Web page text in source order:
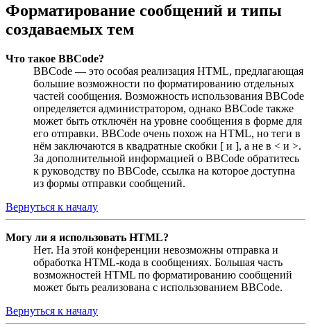
Форматирование сообщений и типы
создаваемых тем
Что такое BBCode?
BBCode — это особая реализация HTML, предлагающая
большие возможности по форматированию отдельных
частей сообщения. Возможность использования BBCode
определяется администратором, однако BBCode также
может быть отключён на уровне сообщения в форме для
его отправки. BBCode очень похож на HTML, но теги в
нём заключаются в квадратные скобки [ и ], а не в < и >.
За дополнительной информацией о BBCode обратитесь
к руководству по BBCode, ссылка на которое доступна
из формы отправки сообщений.
Вернуться к началу
Могу ли я использовать HTML?
Нет. На этой конференции невозможны отправка и
обработка HTML-кода в сообщениях. Большая часть
возможностей HTML по форматированию сообщений
может быть реализована с использованием BBCode.
Вернуться к началу